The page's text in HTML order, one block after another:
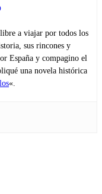
a viajar por todos los
sus rincones y
España y compagino el
una novela histórica
«.